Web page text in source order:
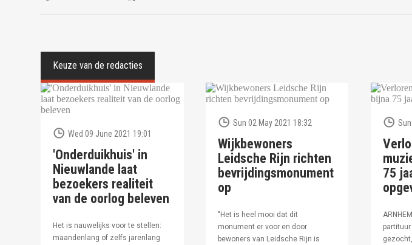
Wed 09 June 2021 19:01
'Onderduikhuis' in
Nieuwlande laat
bezoekers realiteit
van de oorlog beleven
Het is nauwelijks voor te stellen:
maandenlang of zelfs jarenlang
Sun 02 May 2021 18:32
Wijkbewoners
Leidsche Rijn richten
bevrijdingsmonument
op
"Het is heel mooi dat dit
monument er voor en door
bewoners van Leidsche Rijn is
75